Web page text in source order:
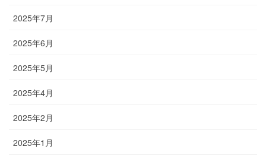
2025年7月
2025年6月
2025年5月
2025年4月
2025年2月
2025年1月